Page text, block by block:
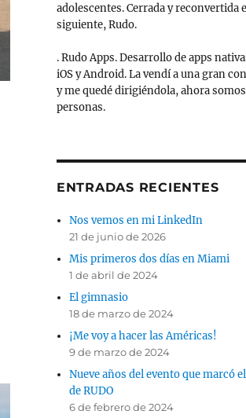
adolescentes. Cerrada y reconvertida
siguiente, Rudo.
. Rudo Apps. Desarrollo de apps
iOS y Android. La vendí a una gran
y me quedé dirigiéndola, ahora
personas.
ENTRADAS RECIENTES
Nos vemos en mi LinkedIn
21 de junio de 2026
Mis primeros dos días en Miami
1 de abril de 2024
El gimnasio
18 de marzo de 2024
¡Me voy a hacer las Américas!
9 de marzo de 2024
Nueve años del evento que marcó
de RUDO
6 de febrero de 2024